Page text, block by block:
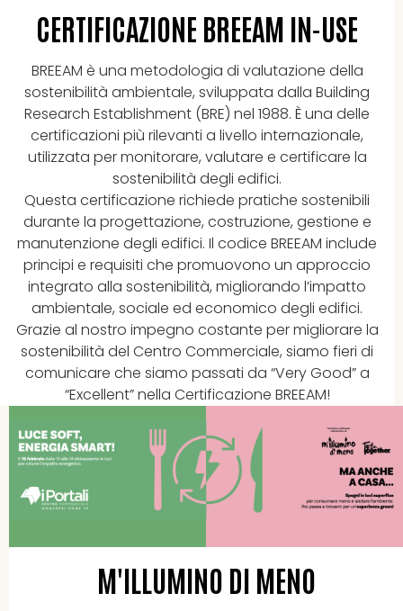
CERTIFICAZIONE BREEAM IN-USE
BREEAM è una metodologia di valutazione della
sostenibilità ambientale, sviluppata dalla Building
Research Establishment (BRE) nel 1988. È una delle
certificazioni più rilevanti a livello internazionale,
utilizzata per monitorare, valutare e certificare la
sostenibilità degli edifici.
Questa certificazione richiede pratiche sostenibili
durante la progettazione, costruzione, gestione e
manutenzione degli edifici. Il codice BREEAM include
principi e requisiti che promuovono un approccio
integrato alla sostenibilità, migliorando l’impatto
ambientale, sociale ed economico degli edifici.
Grazie al nostro impegno costante per migliorare la
sostenibilità del Centro Commerciale, siamo fieri di
comunicare che siamo passati da “Very Good” a
“Excellent” nella Certificazione BREEAM!
M'ILLUMINO DI MENO